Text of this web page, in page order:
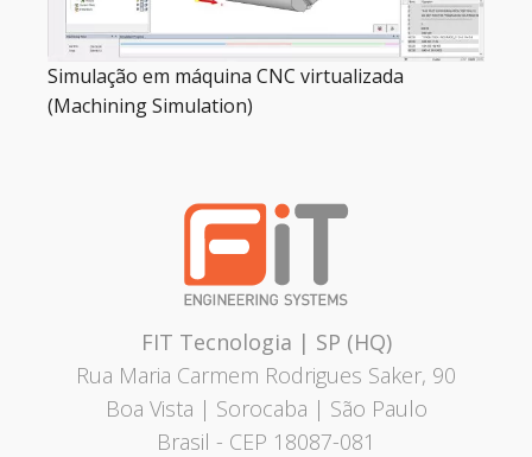
Simulação em máquina CNC virtualizada
(Machining Simulation)
FIT Tecnologia | SP (HQ)
Rua Maria Carmem Rodrigues Saker, 90
Boa Vista | Sorocaba | São Paulo
Brasil - CEP 18087-081